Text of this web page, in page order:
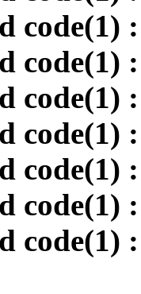
code(1)
code(1)
code(1)
code(1)
code(1)
code(1)
code(1)